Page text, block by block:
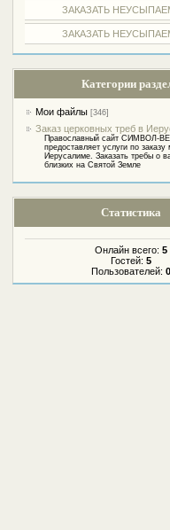
ЗАКАЗАТЬ
ЗАКАЗАТЬ
Категории
Мои файлы [346]
Заказ церковных треб в
Православный сайт СИМВОЛ-
предоставляет услуги по
Иерусалиме. Заказать требы о
близких на Святой Земле
Статистика
Онлайн всего: 5
Гостей: 5
Пользователей: 0